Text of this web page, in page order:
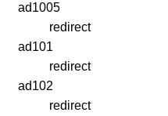
ad1005
redirect
ad101
redirect
ad102
redirect